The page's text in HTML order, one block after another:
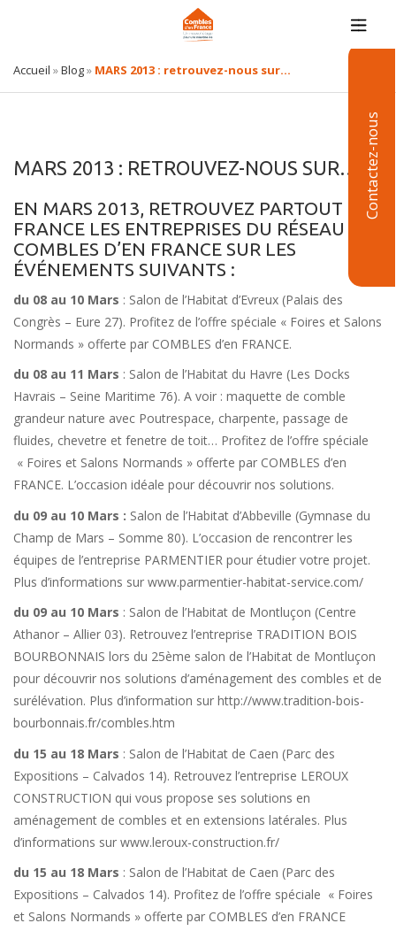
Contactez-nous
Accueil »Blog» MARS 2013 : retrouvez-nous sur…
MARS 2013 : RETROUVEZ-NOUS SUR…
EN MARS 2013, RETROUVEZ PARTOUT EN
FRANCE LES ENTREPRISES DU RÉSEAU
COMBLES D’EN FRANCE SUR LES
ÉVÉNEMENTS SUIVANTS :
du 08 au 10 Mars : Salon de l’Habitat d’Evreux (Palais des
Congrès – Eure 27). Profitez de l’offre spéciale « Foires et Salons
Normands » offerte par COMBLES d’en FRANCE.
du 08 au 11 Mars : Salon de l’Habitat du Havre (Les Docks
Havrais – Seine Maritime 76). A voir : maquette de comble
grandeur nature avec Poutrespace, charpente, passage de
fluides, chevetre et fenetre de toit… Profitez de l’offre spéciale
« Foires et Salons Normands » offerte par COMBLES d’en
FRANCE. L’occasion idéale pour découvrir nos solutions.
du 09 au 10 Mars : Salon de l’Habitat d’Abbeville (Gymnase du
Champ de Mars – Somme 80). L’occasion de rencontrer les
équipes de l’entreprise PARMENTIER pour étudier votre projet.
Plus d’informations sur www.parmentier-habitat-service.com/
du 09 au 10 Mars : Salon de l’Habitat de Montluçon (Centre
Athanor – Allier 03). Retrouvez l’entreprise TRADITION BOIS
BOURBONNAIS lors du 25ème salon de l’Habitat de Montluçon
pour découvrir nos solutions d’aménagement des combles et de
surélévation. Plus d’information sur http://www.tradition-bois-
bourbonnais.fr/combles.htm
du 15 au 18 Mars : Salon de l’Habitat de Caen (Parc des
Expositions – Calvados 14). Retrouvez l’entreprise LEROUX
CONSTRUCTION qui vous propose ses solutions en
aménagement de combles et en extensions latérales. Plus
d’informations sur www.leroux-construction.fr/
du 15 au 18 Mars : Salon de l’Habitat de Caen (Parc des
Expositions – Calvados 14). Profitez de l’offre spéciale « Foires
et Salons Normands » offerte par COMBLES d’en FRANCE